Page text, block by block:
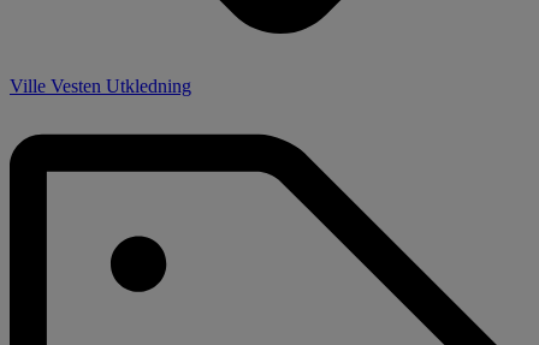
Ville Vesten Utkledning